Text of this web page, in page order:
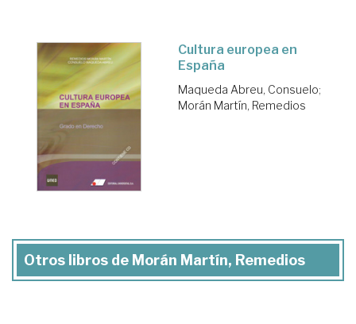
Cultura europea en
España
Maqueda Abreu, Consuelo;
Morán Martín, Remedios
Otros libros de Morán Martín, Remedios